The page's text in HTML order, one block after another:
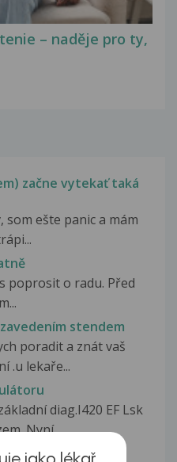
– naděje pro ty,
začne vytekať taká
ešte panic a mám
poprosit o radu. Před
stendem
poradit a znát vaš
.u lekaře...
diag.I420 EF Lsk
Nyní...